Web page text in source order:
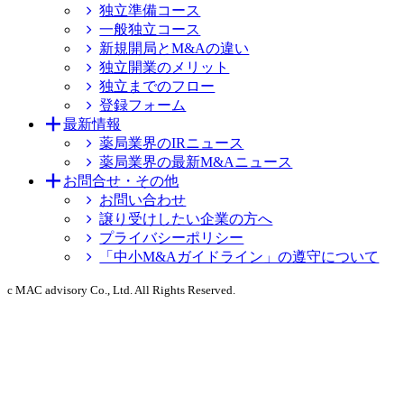
独立準備コース
一般独立コース
新規開局とM&Aの違い
独立開業のメリット
独立までのフロー
登録フォーム
最新情報
薬局業界のIRニュース
薬局業界の最新M&Aニュース
お問合せ・その他
お問い合わせ
譲り受けしたい企業の方へ
プライバシーポリシー
「中小M&Aガイドライン」の遵守について
c MAC advisory Co., Ltd. All Rights Reserved.